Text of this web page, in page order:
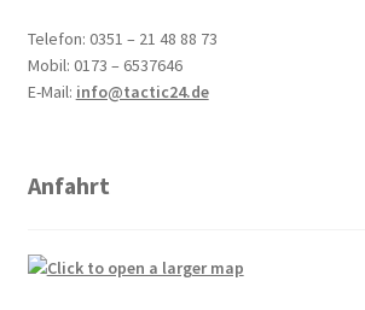
Telefon: 0351 – 21 48 88 73
Mobil: 0173 – 6537646
E-Mail: info@tactic24.de
Anfahrt